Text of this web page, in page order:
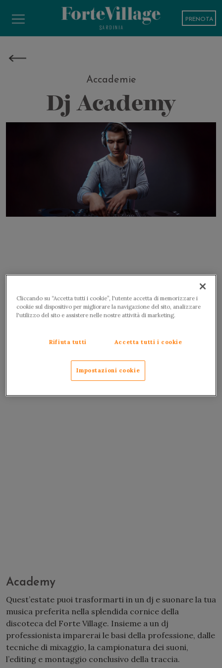
PRENOTA
Accademie
Dj Academy
Academy
Quest’estate puoi trasformarti in un dj e suonare la tua
musica preferita nella splendida cornice della
discoteca del Forte Village. Insieme a un dj
professionista imparerai le basi della professione, dalle
tecniche di mixaggio, la campionatura dei suoni,
l’editing e montaggio conclusivo della traccia.
Cliccando su “Accetta tutti i cookie”, l'utente accetta di memorizzare i
cookie sul dispositivo per migliorare la navigazione del sito, analizzare
l'utilizzo del sito e assistere nelle nostre attività di marketing.
Rifiuta tutti Accetta tutti i cookie
Impostazioni cookie